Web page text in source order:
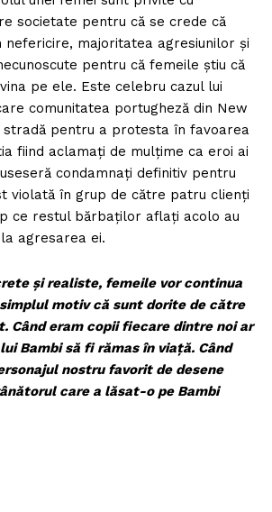
societate pentru că se crede că
nefericire, majoritatea agresiunilor și
pentru că femeile știu că
pe ele. Este celebru cazul lui
comunitatea portugheză din New
stradă pentru a protesta în favoarea
fiind aclamați de mulțime ca eroi ai
condamnați definitiv pentru
violată în grup de către patru clienți
ce restul bărbaților aflați acolo au
agresarea ei.
și realiste, femeile vor continua
motiv că sunt dorite de către
Când eram copii fiecare dintre noi ar
Bambi să fi rămas în viață. Când
nostru favorit de desene
care a lăsat-o pe Bambi